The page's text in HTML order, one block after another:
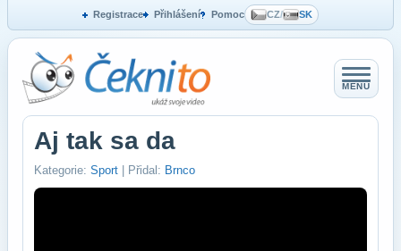
Registrace Přihlášení Pomoc CZ/ SK
MENU
Aj tak sa da
Kategorie: Sport | Přidal: Brnco